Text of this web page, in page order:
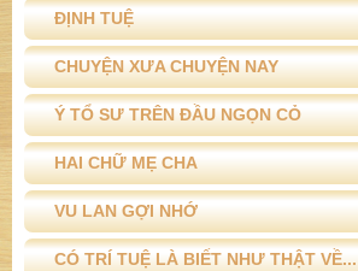
ĐỊNH TUỆ
CHUYỆN XƯA CHUYỆN NAY
Ý TỔ SƯ TRÊN ĐẦU NGỌN CỎ
HAI CHỮ MẸ CHA
VU LAN GỢI NHỚ
CÓ TRÍ TUỆ LÀ BIẾT NHƯ THẬT VỀ...